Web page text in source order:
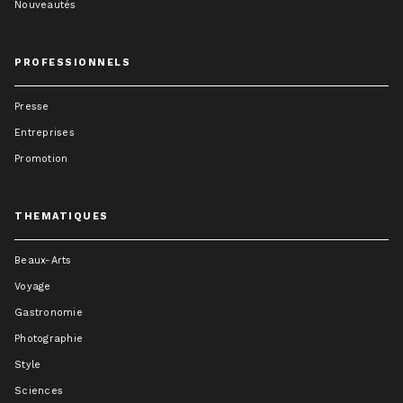
Nouveautés
PROFESSIONNELS
Presse
Entreprises
Promotion
THEMATIQUES
Beaux-Arts
Voyage
Gastronomie
Photographie
Style
Sciences